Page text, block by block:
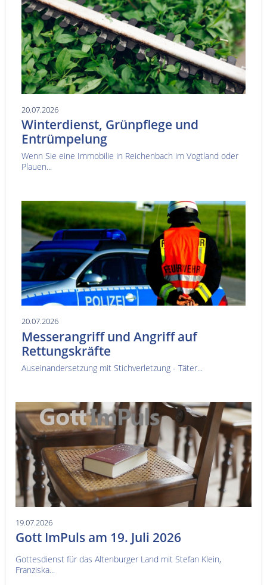
20.07.2026
Winterdienst, Grünpflege und
Entrümpelung
Wenn Sie eine Immobilie in Reichenbach im Vogtland oder
Plauen...
20.07.2026
Messerangriff und Angriff auf
Rettungskräfte
Auseinandersetzung mit Stichverletzung - Täter...
19.07.2026
Gott ImPuls am 19. Juli 2026
Gottesdienst für das Altenburger Land mit Stefan Klein,
Franziska...